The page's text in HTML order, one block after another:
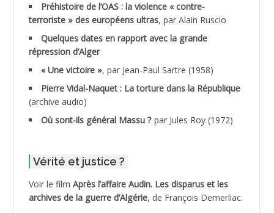
ADDALA Boualem*
ADDANE
ADDECHE Rachid
ADELIOUAT Vve AIT SAADA
ADJANI Khaled
Préhistoire de l’OAS : la violence « contre-
terroriste » des européens ultras, par Alain Ruscio
Quelques dates en rapport avec la grande
répression d’Alger
« Une victoire », par Jean-Paul Sartre (1958)
Pierre Vidal-Naquet : La torture dans la République
(archive audio)
Où sont-ils général Massu ? par Jules Roy (1972)
Vérité et justice ?
Voir le film Après l’affaire Audin. Les disparus et les
archives de la guerre d’Algérie, de François Demerliac.